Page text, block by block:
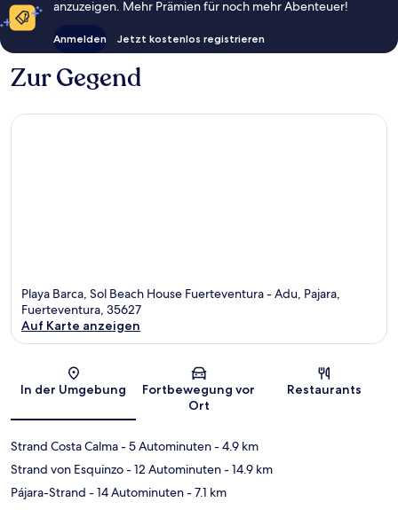
anzuzeigen. Mehr Prämien für noch mehr Abenteuer!
Anmelden Jetzt kostenlos registrieren
Zur Gegend
Playa Barca, Sol Beach House Fuerteventura - Adu, Pajara,
Fuerteventura, 35627
Auf Karte anzeigen
In der Umgebung
Fortbewegung vor
Ort
Restaurants
Strand Costa Calma- 5 Autominuten- 4.9 km
Strand von Esquinzo- 12 Autominuten- 14.9 km
Pájara-Strand - 14 Autominuten- 7.1 km